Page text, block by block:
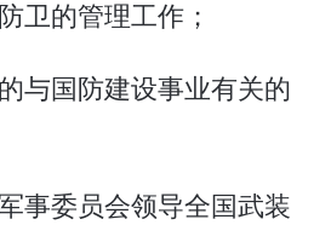
卫的管理工作；
与国防建设事业有关的
事委员会领导全国武装